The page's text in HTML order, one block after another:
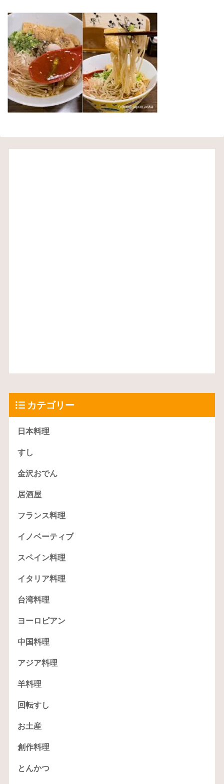
カテゴリー
日本料理
すし
金沢おでん
居酒屋
フランス料理
イノベーティブ
スペイン料理
イタリア料理
台湾料理
ヨーロピアン
中国料理
アジア料理
羊料理
回転すし
お土産
創作料理
とんかつ